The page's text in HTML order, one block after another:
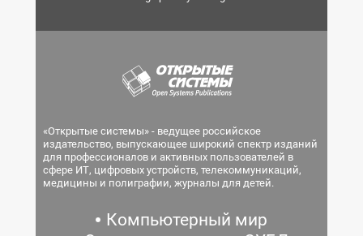
«Открытые системы» - ведущее российское
издательство, выпускающее широкий спектр изданий
для профессионалов и активных пользователей в
сфере ИТ, цифровых устройств, телекоммуникаций,
медицины и полиграфии, журналы для детей.
Компьютерный мир